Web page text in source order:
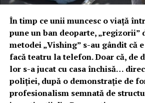
În timp ce unii muncesc o viață
pune un ban deoparte, „regizorii”
metodei „Vishing” s-au gândit că
facă teatru la telefon. Doar că, de
lor s-a jucat cu casa închisă…
poliției, după o demonstrație de
profesionalism semnată de